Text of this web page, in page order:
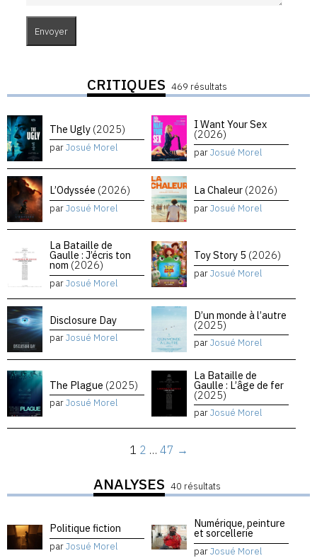
CRITIQUES 469 résultats
The Ugly (2025)
parJosué Morel
I Want Your Sex
(2026)
parJosué Morel
L’Odyssée (2026)
parJosué Morel
La Chaleur (2026)
parJosué Morel
La Bataille de
Gaulle : J’écris ton
nom (2026)
parJosué Morel
Toy Story 5 (2026)
parJosué Morel
Disclosure Day
parJosué Morel
D’un monde à l’autre
(2025)
parJosué Morel
The Plague (2025)
parJosué Morel
La Bataille de
Gaulle : L’âge de fer
(2025)
parJosué Morel
1 2 … 47 →
ANALYSES 40 résultats
Politique fiction
parJosué Morel
Numérique, peinture
et sorcellerie
parJosué Morel